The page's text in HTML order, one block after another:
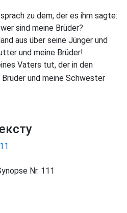
zu dem, der es ihm sagte:
sind meine Brüder?
aus über seine Jünger und
und meine Brüder!
Vaters tut, der in den
und meine Schwester
Nr. 111